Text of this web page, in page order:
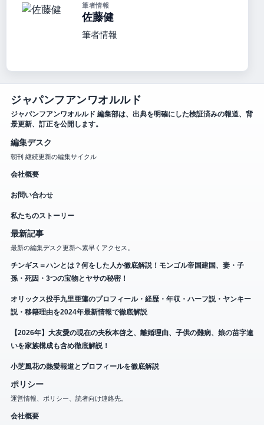
筆者情報
佐藤健
筆者情報
ジャパンフアンワオルルド
ジャパンフアンワオルルド 編集部は、出典を明確にした検証済みの報道、背
景更新、訂正を公開します。
編集デスク
朝刊 継続更新の編集サイクル
会社概要
お問い合わせ
私たちのストーリー
最新記事
最新の編集デスク更新へ素早くアクセス。
チンギス＝ハンとは？何をした人か徹底解説！モンゴル帝国建国、妻・子
孫・死因・3つの宝物とヤサの秘密！
オリックス投手九里亜蓮のプロフィール・経歴・年収・ハーフ説・ヤンキー
説・移籍理由を2024年最新情報で徹底解説
【2026年】大友愛の現在の夫秋本啓之、離婚理由、子供の難病、娘の苗字違
いを家族構成も含め徹底解説！
小芝風花の熱愛報道とプロフィールを徹底解説
ポリシー
運営情報、ポリシー、読者向け連絡先。
会社概要